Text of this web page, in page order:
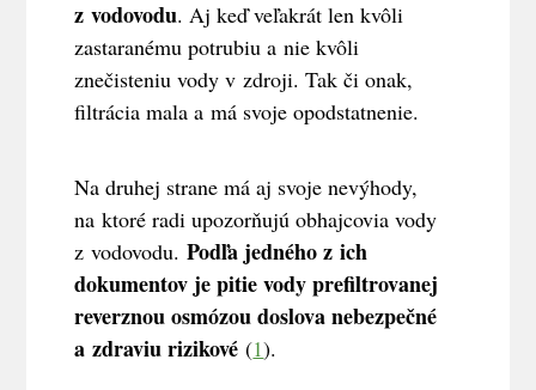
z vodovodu. Aj keď veľakrát len kvôli
zastaranému potrubiu a nie kvôli
znečisteniu vody v zdroji. Tak či onak,
filtrácia mala a má svoje opodstatnenie.
Na druhej strane má aj svoje nevýhody,
na ktoré radi upozorňujú obhajcovia vody
z vodovodu.Podľa jedného z ich
dokumentov je pitie vody prefiltrovanej
reverznou osmózou doslova nebezpečné
a zdraviu rizikové (1).